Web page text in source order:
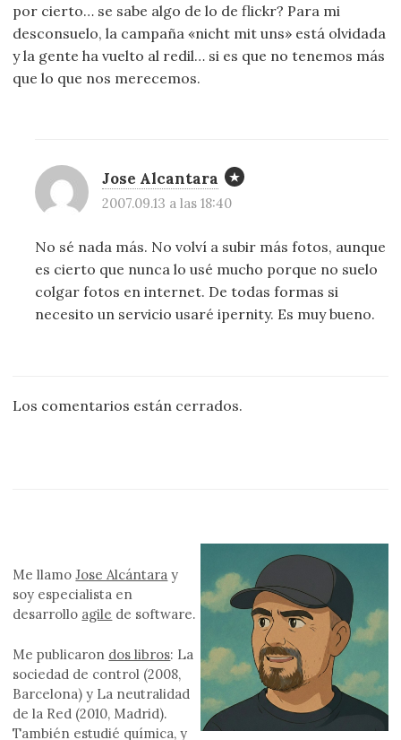
por cierto… se sabe algo de lo de flickr? Para mi
desconsuelo, la campaña «nicht mit uns» está olvidada
y la gente ha vuelto al redil… si es que no tenemos más
que lo que nos merecemos.
Jose Alcantara
2007.09.13 a las 18:40
No sé nada más. No volví a subir más fotos, aunque
es cierto que nunca lo usé mucho porque no suelo
colgar fotos en internet. De todas formas si
necesito un servicio usaré ipernity. Es muy bueno.
Los comentarios están cerrados.
Me llamoJose Alcántara y
soy especialista en
desarrollo agile de software.
Me publicaron dos libros: La
sociedad de control (2008,
Barcelona) y La neutralidad
de la Red (2010, Madrid).
También estudié química, y